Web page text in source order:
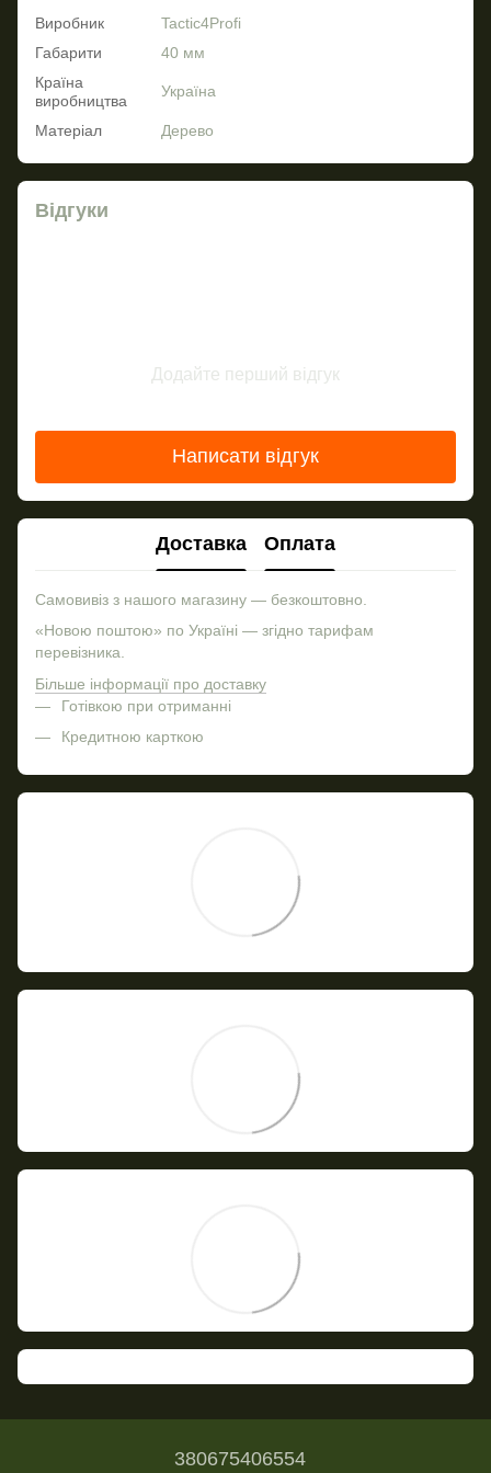
Виробник
Tactic4Profi
Габарити
40 мм
Країна
виробництва
Україна
Матеріал Дерево
Відгуки
Додайте перший відгук
Написати відгук
Доставка Оплата
Самовивіз з нашого магазину — безкоштовно.
«Новою поштою» по Україні — згідно тарифам
перевізника.
Більше інформації про доставку
Готівкою при отриманні
Кредитною карткою
380675406554